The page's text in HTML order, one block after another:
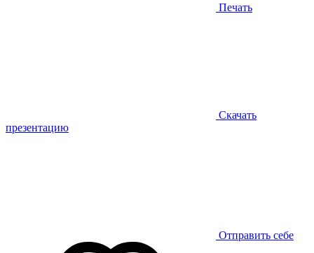
Печать
Скачать
презентацию
Отправить себе